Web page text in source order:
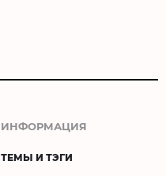
ИНФОРМАЦИЯ
ТЕМЫ И ТЭГИ